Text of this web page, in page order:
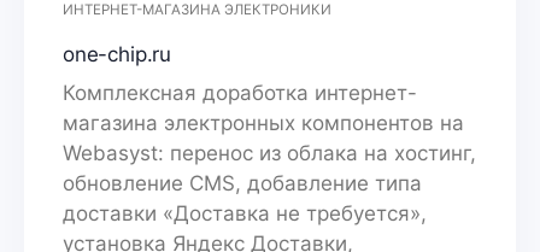
ИНТЕРНЕТ-МАГАЗИНА ЭЛЕКТРОНИКИ
one-chip.ru
Комплексная доработка интернет-
магазина электронных компонентов на
Webasyst: перенос из облака на хостинг,
обновление CMS, добавление типа
доставки «Доставка не требуется»,
установка Яндекс Доставки,